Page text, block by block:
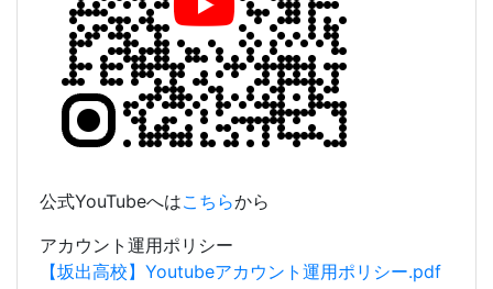
公式YouTubeへはこちらから
アカウント運用ポリシー
【坂出高校】Youtubeアカウント運用ポリシー.pdf